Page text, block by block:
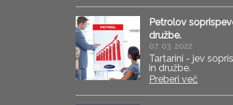
Petrolov
družbe.
07. 03. 2022
Tartarini - jev
in družbe.
Preberi več